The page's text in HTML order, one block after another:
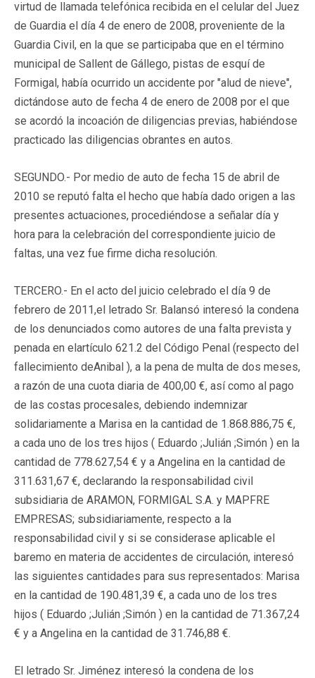
virtud de llamada telefónica recibida en el celular del Juez
de Guardia el día 4 de enero de 2008, proveniente de la
Guardia Civil, en la que se participaba que en el término
municipal de Sallent de Gállego, pistas de esquí de
Formigal, había ocurrido un accidente por "alud de nieve",
dictándose auto de fecha 4 de enero de 2008 por el que
se acordó la incoación de diligencias previas, habiéndose
practicado las diligencias obrantes en autos.
SEGUNDO.- Por medio de auto de fecha 15 de abril de
2010 se reputó falta el hecho que había dado origen a las
presentes actuaciones, procediéndose a señalar día y
hora para la celebración del correspondiente juicio de
faltas, una vez fue firme dicha resolución.
TERCERO.- En el acto del juicio celebrado el día 9 de
febrero de 2011,el letrado Sr. Balansó interesó la condena
de los denunciados como autores de una falta prevista y
penada en elartículo 621.2 del Código Penal (respecto del
fallecimiento deAnibal ), a la pena de multa de dos meses,
a razón de una cuota diaria de 400,00 €, así como al pago
de las costas procesales, debiendo indemnizar
solidariamente a Marisa en la cantidad de 1.868.886,75 €,
a cada uno de los tres hijos ( Eduardo ;Julián ;Simón ) en la
cantidad de 778.627,54 € y a Angelina en la cantidad de
311.631,67 €, declarando la responsabilidad civil
subsidiaria de ARAMON, FORMIGAL S.A. y MAPFRE
EMPRESAS; subsidiariamente, respecto a la
responsabilidad civil y si se considerase aplicable el
baremo en materia de accidentes de circulación, interesó
las siguientes cantidades para sus representados: Marisa
en la cantidad de 190.481,39 €, a cada uno de los tres
hijos ( Eduardo ;Julián ;Simón ) en la cantidad de 71.367,24
€ y a Angelina en la cantidad de 31.746,88 €.
El letrado Sr. Jiménez interesó la condena de los